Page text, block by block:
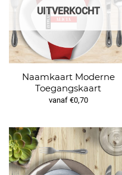
UITVERKOCHT
Naamkaart Moderne
Toegangskaart
vanaf €0,70